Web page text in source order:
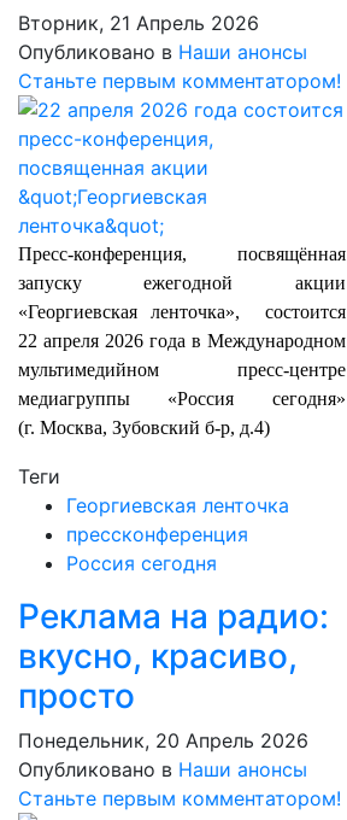
Вторник, 21 Апрель 2026
Опубликовано в Наши анонсы
Станьте первым комментатором!
Пресс-конференция, посвящённая
запуску ежегодной акции
«Георгиевская ленточка», состоится
22 апреля 2026 года в Международном
мультимедийном пресс-центре
медиагруппы «Россия сегодня»
(г. Москва, Зубовский б-р, д.4)
Теги
Георгиевская ленточка
прессконференция
Россия сегодня
Реклама на радио:
вкусно, красиво,
просто
Понедельник, 20 Апрель 2026
Опубликовано в Наши анонсы
Станьте первым комментатором!